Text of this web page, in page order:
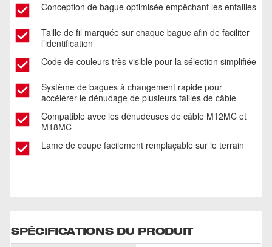
Conception de bague optimisée empêchant les entailles
Taille de fil marquée sur chaque bague afin de faciliter
l’identification
Code de couleurs très visible pour la sélection simplifiée
Système de bagues à changement rapide pour
accélérer le dénudage de plusieurs tailles de câble
Compatible avec les dénudeuses de câble M12MC et
M18MC
Lame de coupe facilement remplaçable sur le terrain
SPÉCIFICATIONS DU PRODUIT